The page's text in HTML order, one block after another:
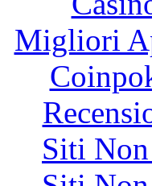
Migliori
Siti